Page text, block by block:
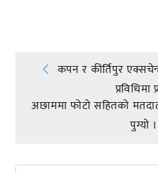
Post
कपन र कीर्तिपुर
प्रविधिमा
अछाममा फोटो सहितको
पुग्याे ।